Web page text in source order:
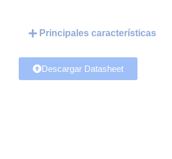
Principales características
Descargar Datasheet